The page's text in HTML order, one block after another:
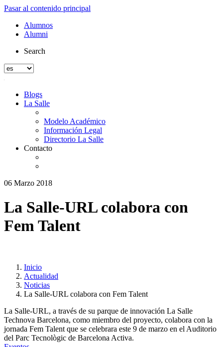
Pasar al contenido principal
Alumnos
Alumni
Search
Blogs
La Salle
Modelo Académico
Información Legal
Directorio La Salle
Contacto
06 Marzo 2018
La Salle-URL colabora con
Fem Talent
Inicio
Actualidad
Noticias
La Salle-URL colabora con Fem Talent
La Salle-URL, a través de su parque de innovación La Salle
Technova Barcelona, como miembro del proyecto, colabora con la
jornada Fem Talent que se celebrara este 9 de marzo en el Auditorio
del Parc Tecnològic de Barcelona Activa.